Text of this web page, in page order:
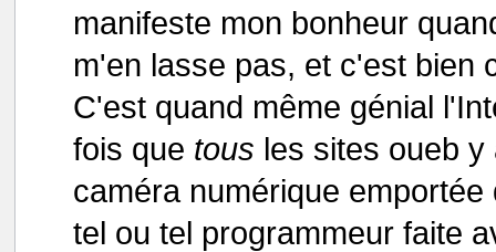
manifeste mon bonheur
m'en lasse pas, et c'est bien
C'est quand même génial
fois que tous les sites oueb
caméra numérique
tel ou tel programmeur faite